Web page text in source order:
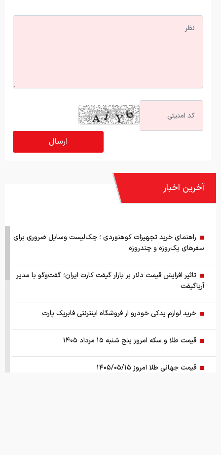
آخرین اخبار
راهنمای خرید تجهیزات کوهنوردی ؛ چک‌لیست وسایل ضروری برای
سفرهای یک‌روزه و چندروزه
تاثیر افزایش قیمت دلار بر بازار گیفت کارت ایران؛ گفت‌وگو با مدیر
آریاگیفت
خرید لوازم یدکی خودرو از فروشگاه اینترنتی فابریک پارت
قیمت طلا و سکه امروز پنج شنبه ۱۵ مرداد ۱۴۰۵
قیمت جهانی طلا امروز ۱۴۰۵/۰۵/۱۵